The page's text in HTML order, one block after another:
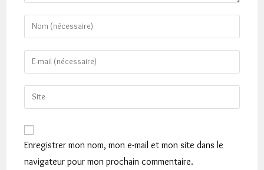
Enter
your
name
comment
Enter
your
email
address
Saisir
l’URL
votre
site
(facultatif)
Enregistrer mon nom, mon e-mail et mon site dans le
navigateur pour mon prochain commentaire.